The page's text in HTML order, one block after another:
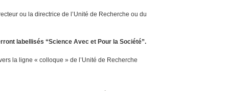
ou la directrice de l’Unité de Recherche ou du
labellisés “Science Avec et Pour la Société”.
la ligne « colloque » de l’Unité de Recherche